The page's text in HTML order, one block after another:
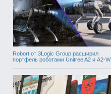
Robort от 3Logic Group расширил
портфель роботами Unitree A2 и A2-W